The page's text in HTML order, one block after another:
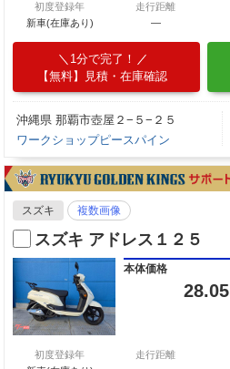
初度登録年
新車(在庫あり)
走行距離
―
1分で完了！
【無料】見積・在庫確認
沖縄県 那覇市壺屋２−５−２５
ワークショップピースパイン
スズキ 複数画像
スズキ アドレス１２５
本体価格
28.05
初度登録年
走行距離